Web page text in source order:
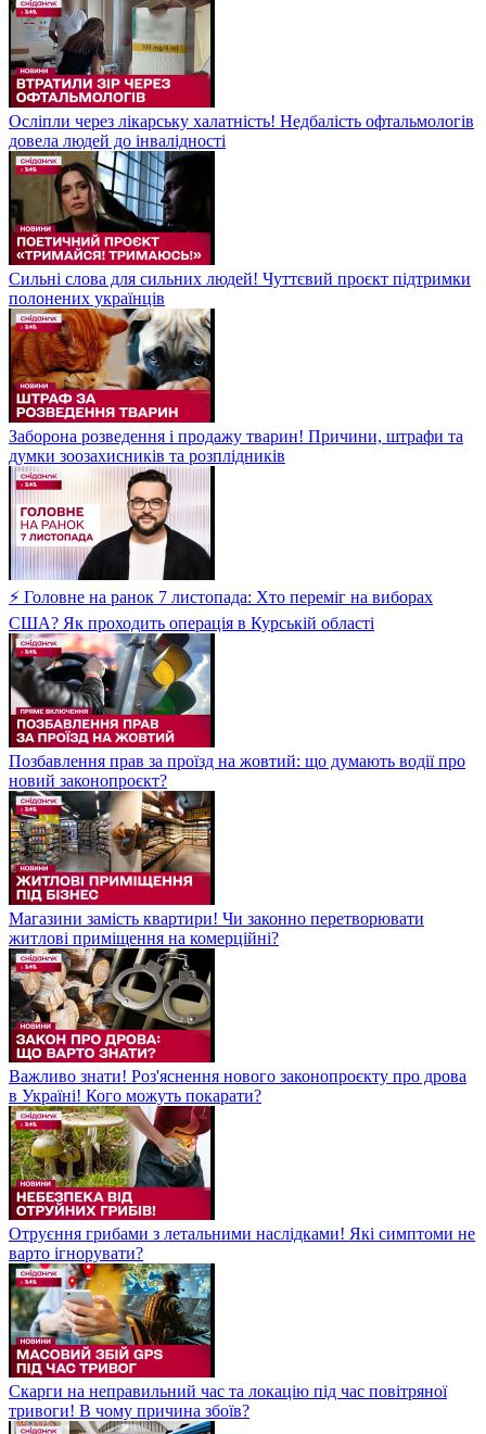
Осліпли через лікарську халатність! Недбалість офтальмологів
довела людей до інвалідності
Сильні слова для сильних людей! Чуттєвий проєкт підтримки
полонених українців
Заборона розведення і продажу тварин! Причини, штрафи та
думки зоозахисників та розплідників
⚡ Головне на ранок 7 листопада: Хто переміг на виборах
США? Як проходить операція в Курській області
Позбавлення прав за проїзд на жовтий: що думають водії про
новий законопроєкт?
Магазини замість квартири! Чи законно перетворювати
житлові приміщення на комерційні?
Важливо знати! Роз'яснення нового законопроєкту про дрова
в Україні! Кого можуть покарати?
Отруєння грибами з летальними наслідками! Які симптоми не
варто ігнорувати?
Скарги на неправильний час та локацію під час повітряної
тривоги! В чому причина збоїв?